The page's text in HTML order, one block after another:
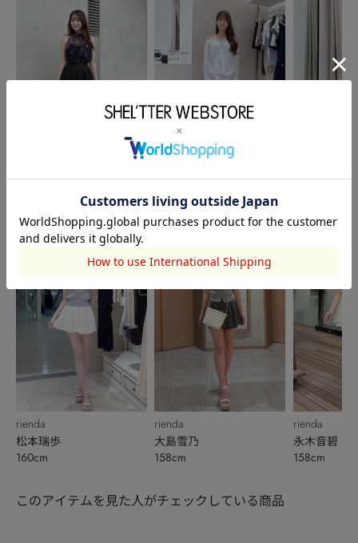
160cm
rienda
松本瑞歩
160cm
月岡華恋
165cm
rienda
大島雪乃
158cm
165cm
rienda
永木音碧
158cm
このアイテムを見た人がチェックしている商品